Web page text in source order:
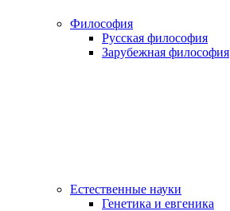
Философия
Русская философия
Зарубежная философия
Естественные науки
Генетика и евгеника